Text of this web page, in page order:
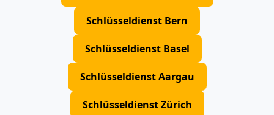
Schlüsseldienst Bern
Schlüsseldienst Basel
Schlüsseldienst Aargau
Schlüsseldienst Zürich